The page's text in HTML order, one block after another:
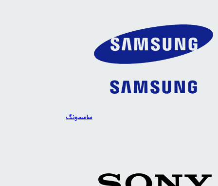
سامسونگ